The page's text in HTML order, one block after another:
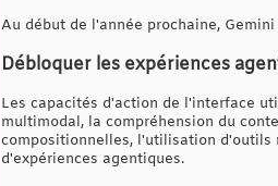
Au début de l'année prochaine,
Débloquer les expériences
Les capacités d'action de l'interface
multimodal, la compréhension du
compositionnelles, l'utilisation d'outils
d'expériences agentiques.